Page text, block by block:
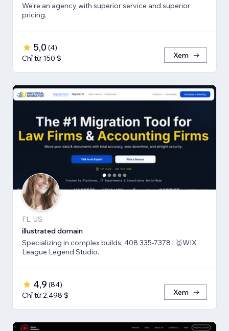
We're an agency with superior service and superior
pricing.
5,0 (4)
Chỉ từ 150 $
Xem
FL, US
illustrated domain
Specializing in complex builds. 408 335-7378 l 🥇WIX
League Legend Studio.
4,9 (84)
Chỉ từ 2.498 $
Xem